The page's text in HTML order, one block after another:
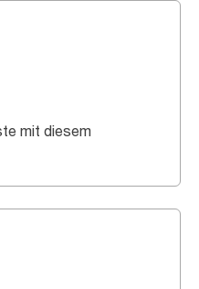
mit diesem